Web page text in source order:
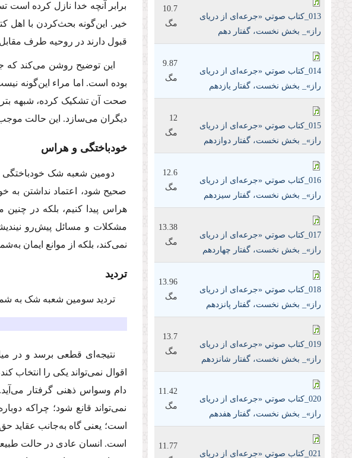
013_كتاب صوتي «جرعه‌ای از دریای
راز»_ بخش نخست، گفتار دهم
10.7
مگ
014_كتاب صوتي «جرعه‌ای از دریای
راز»_ بخش نخست، گفتار یازدهم
9.87
مگ
015_كتاب صوتي «جرعه‌ای از دریای
راز»_ بخش نخست، گفتار دوازدهم
12
مگ
016_كتاب صوتي «جرعه‌ای از دریای
راز»_ بخش نخست، گفتار سیزدهم
12.6
مگ
017_كتاب صوتي «جرعه‌ای از دریای
راز»_ بخش نخست، گفتار چهاردهم
13.38
مگ
018_كتاب صوتي «جرعه‌ای از دریای
راز»_ بخش نخست، گفتار پانزدهم
13.96
مگ
019_كتاب صوتي «جرعه‌ای از دریای
راز»_ بخش نخست، گفتار شانزدهم
13.7
مگ
020_كتاب صوتي «جرعه‌ای از دریای
راز»_ بخش نخست، گفتار هفدهم
11.42
مگ
021_كتاب صوتي «جرعه‌ای از دریای
11.77
برابر آنچه خدا نازل کرده است
خیر. این‌گونه بحث‌کردن با اهل
قبول دارند در روحیه طرف
این توضیح روشن می‌کند که
بوده است. اما مراء این‌گونه
صحت آن تشکیک کرده، شبهه
دیگران می‌سازد. این حالت
خودباختگی و هراس
دومین شعبه شک خودباختگی
صحیح شود، اعتماد نداشتن به
هراس پیدا کنیم، بلکه در چنین
مشکلات و مسائل پیش‌رو
نمی‌کند، بلکه از موانع ایمان
تردید
تردید سومین شعبه شک به
نتیجه‌ای قطعی برسد و در
اقوال نمی‌تواند یکی را انتخاب
دام وسواس ذهنی گرفتار
نمی‌تواند قانع ‌شود؛ چراکه
است؛ یعنی گاه به‌جانب عقاید
است. انسان عادی در حالت